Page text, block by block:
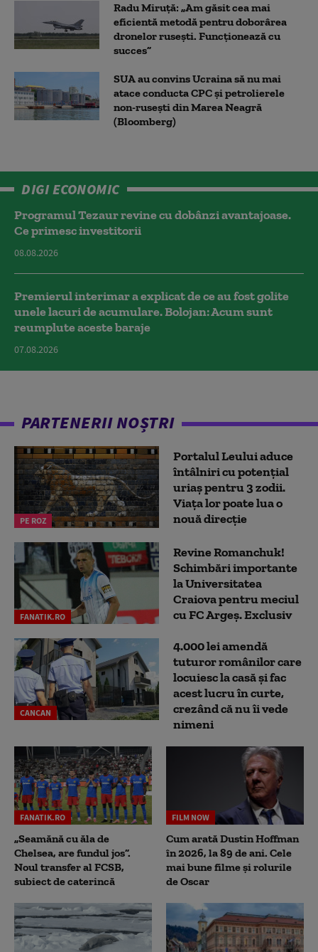
Radu Miruță: „Am găsit cea mai
eficientă metodă pentru doborârea
dronelor rusești. Funcționează cu
succes”
SUA au convins Ucraina să nu mai
atace conducta CPC şi petrolierele
non-ruseşti din Marea Neagră
(Bloomberg)
DIGI ECONOMIC
Programul Tezaur revine cu dobânzi avantajoase.
Ce primesc investitorii
08.08.2026
Premierul interimar a explicat de ce au fost golite
unele lacuri de acumulare. Bolojan: Acum sunt
reumplute aceste baraje
07.08.2026
PARTENERII NOȘTRI
PE ROZ
Portalul Leului aduce
întâlniri cu potențial
uriaș pentru 3 zodii.
Viața lor poate lua o
nouă direcție
FANATIK.RO
Revine Romanchuk!
Schimbări importante
la Universitatea
Craiova pentru meciul
cu FC Argeş. Exclusiv
CANCAN
4.000 lei amendă
tuturor românilor care
locuiesc la casă și fac
acest lucru în curte,
crezând că nu îi vede
nimeni
FANATIK.RO
„Seamănă cu ăla de
Chelsea, are fundul jos”.
Noul transfer al FCSB,
subiect de caterincă
FILM NOW
Cum arată Dustin Hoffman
în 2026, la 89 de ani. Cele
mai bune filme și rolurile
de Oscar